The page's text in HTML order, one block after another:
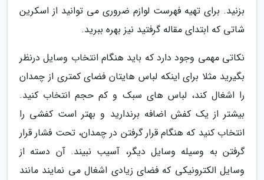
بزنید. برای تهیه فهرست لوازم ضروری می توانید از اسکرین
شاتی که ابتدای مقاله گرفتید نیز بهره ببرید.
نکاتی مهمی وجود دارد که باید هنگام انتخاب وسایل درنظر
بگیرید مثلا برای اینکه لباس هایتان فضای کمتری از چمدان
را اشغال کند، لباس های سبک و کم حجم انتخاب کنید.
بیشتر از یک کفش اضافه برندارید و بهتر است کفشی را
انتخاب کنید که هنگام قرار گرفتن در چمدان، تحت فشار قرار
گرفتن به وسیله وسایل دیگر، آسیب نبیند. آن دسته از
وسایل الکترونیکی که فضای زیادی اشغال می نمایند مانند